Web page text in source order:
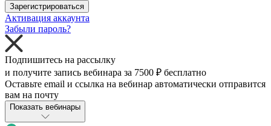
Зарегистрироваться
Активация аккаунта
Забыли пароль?
Подпишитесь на рассылку
и получите запись вебинара за 7500 ₽ бесплатно
Оставьте email и ссылка на вебинар автоматически отправится
вам на почту
Показать вебинары